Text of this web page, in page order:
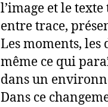
l’image et le
entre trace,
Les moments, les
même ce qui
dans un
Dans ce